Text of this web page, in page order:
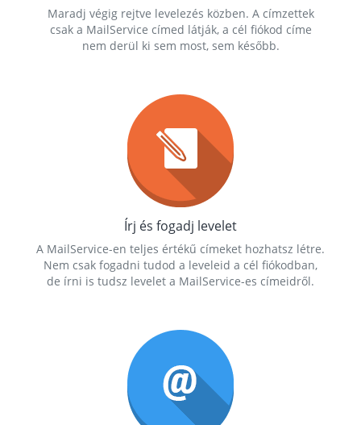
Maradj végig rejtve levelezés közben. A címzettek
csak a MailService címed látják, a cél fiókod címe
nem derül ki sem most, sem később.
Írj és fogadj levelet
A MailService-en teljes értékű címeket hozhatsz létre.
Nem csak fogadni tudod a leveleid a cél fiókodban,
de írni is tudsz levelet a MailService-es címeidről.